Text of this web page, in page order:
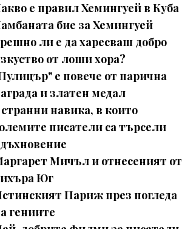
е правил Хемингуей в Куба
бие за Хемингуей
ли е да харесваш добро
от лоши хора?
е повече от парична
и златен медал
странни навика, в които
писатели са търсели
Мичъл и отнесеният от
Юг
Париж през погледа
гениите